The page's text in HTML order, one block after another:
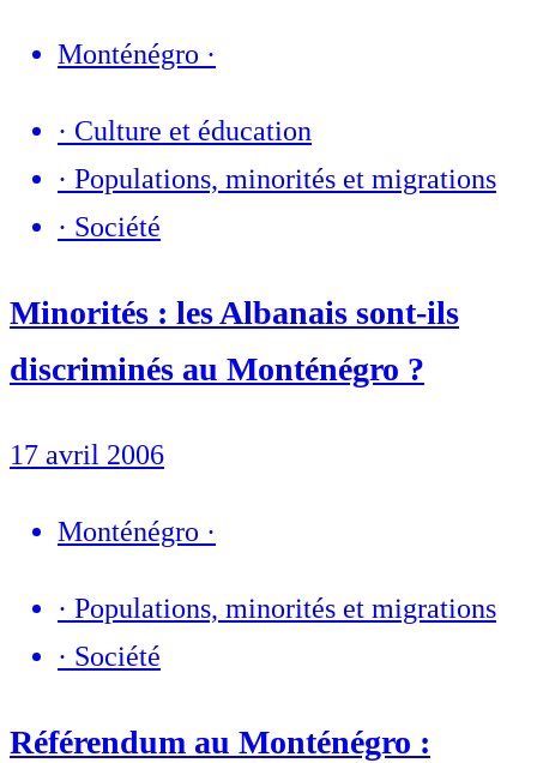
Monténégro ·
· Culture et éducation
· Populations, minorités et migrations
· Société
Minorités : les Albanais sont-ils
discriminés au Monténégro ?
17 avril 2006
Monténégro ·
· Populations, minorités et migrations
· Société
Référendum au Monténégro :